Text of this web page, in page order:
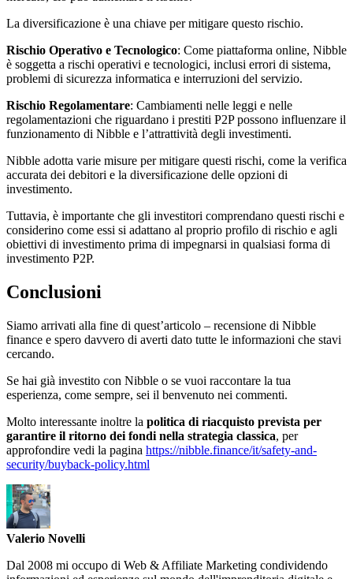
La diversificazione è una chiave per mitigare questo rischio.
Rischio Operativo e Tecnologico: Come piattaforma online, Nibble
è soggetta a rischi operativi e tecnologici, inclusi errori di sistema,
problemi di sicurezza informatica e interruzioni del servizio.
Rischio Regolamentare: Cambiamenti nelle leggi e nelle
regolamentazioni che riguardano i prestiti P2P possono influenzare il
funzionamento di Nibble e l’attrattività degli investimenti.
Nibble adotta varie misure per mitigare questi rischi, come la verifica
accurata dei debitori e la diversificazione delle opzioni di
investimento.
Tuttavia, è importante che gli investitori comprendano questi rischi e
considerino come essi si adattano al proprio profilo di rischio e agli
obiettivi di investimento prima di impegnarsi in qualsiasi forma di
investimento P2P.
Conclusioni
Siamo arrivati alla fine di quest’articolo – recensione di Nibble
finance e spero davvero di averti dato tutte le informazioni che stavi
cercando.
Se hai già investito con Nibble o se vuoi raccontare la tua
esperienza, come sempre, sei il benvenuto nei commenti.
Molto interessante inoltre la politica di riacquisto prevista per
garantire il ritorno dei fondi nella strategia classica, per
approfondire vedi la pagina https://nibble.finance/it/safety-and-
security/buyback-policy.html
Valerio Novelli
Dal 2008 mi occupo di Web & Affiliate Marketing condividendo